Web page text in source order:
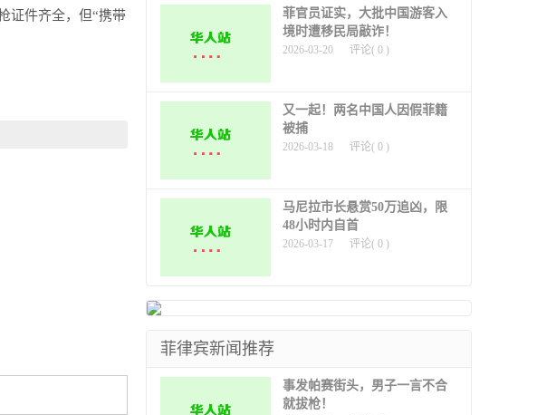
证件齐全，但“携带
菲官员证实，大批中国游客入
境时遭移民局敲诈！
2026-03-20 评论( 0 )
又一起！两名中国人因假菲籍
被捕
2026-03-18 评论( 0 )
马尼拉市长悬赏50万追凶，限
48小时内自首
2026-03-17 评论( 0 )
菲律宾新闻推荐
事发帕赛街头，男子一言不合
就拔枪！